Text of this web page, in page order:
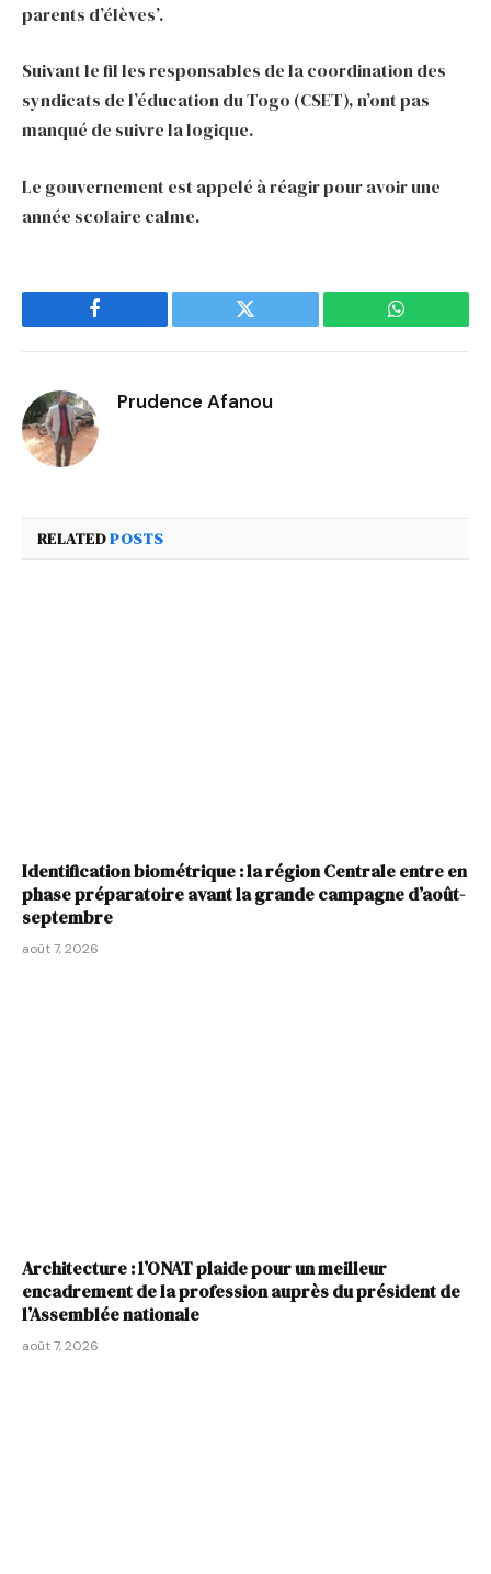
parents d’élèves’.
Suivant le fil les responsables de la coordination des
syndicats de l’éducation du Togo (CSET), n’ont pas
manqué de suivre la logique.
Le gouvernement est appelé à réagir pour avoir une
année scolaire calme.
Facebook Twitter WhatsApp
Prudence Afanou
RELATEDPOSTS
Identification biométrique : la région Centrale entre en
phase préparatoire avant la grande campagne d’août-
septembre
août 7, 2026
Architecture : l’ONAT plaide pour un meilleur
encadrement de la profession auprès du président de
l’Assemblée nationale
août 7, 2026